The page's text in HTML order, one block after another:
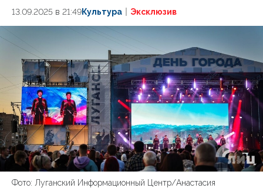
13.09.2025 в 21:49Культура Эксклюзив
Фото: Луганский Информационный Центр/Анастасия